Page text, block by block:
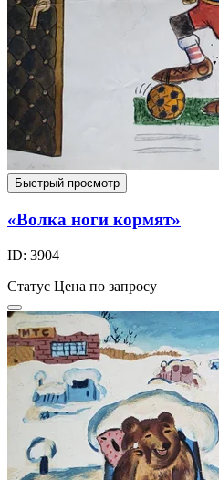
Быстрый просмотр
«Волка ноги кормят»
ID: 3904
Статус Цена по запросу